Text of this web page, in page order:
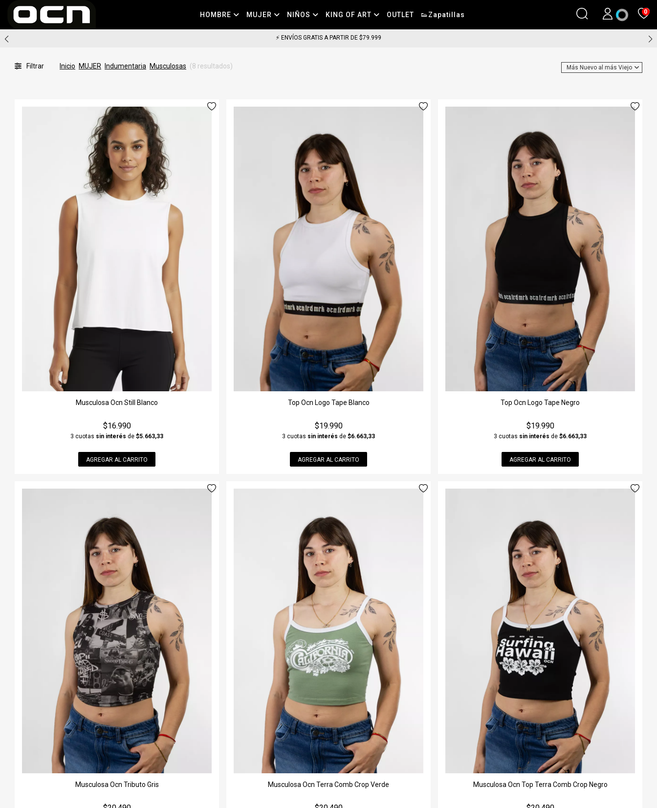
HOMBRE MUJER NIÑOS KING OF ART OUTLET 👟Zapatillas 0
⚡ COMPRA HOY HASTA LAS 11HS, LLEGA EN 24HS EN CABA (DIAS HABILES) ⚡
Filtrar Inicio MUJER Indumentaria Musculosas (8 resultados)
Musculosa Ocn Still Blanco
$16.990
3 cuotas sin interés de $5.663,33
AGREGAR AL CARRITO
Top Ocn Logo Tape Blanco
$19.990
3 cuotas sin interés de $6.663,33
AGREGAR AL CARRITO
Top Ocn Logo Tape Negro
$19.990
3 cuotas sin interés de $6.663,33
AGREGAR AL CARRITO
Musculosa Ocn Tributo Gris Musculosa Ocn Terra Comb Crop Verde Musculosa Ocn Top Terra Comb Crop Negro